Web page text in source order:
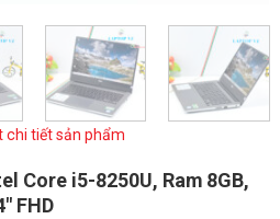
chi tiết sản phẩm
Core i5-8250U, Ram 8GB,
FHD